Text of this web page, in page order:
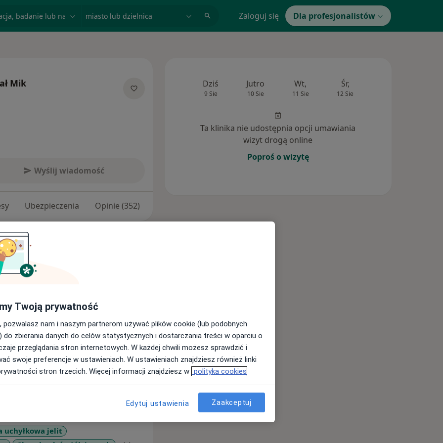
Zaloguj się Dla profesjonalistów
Mik
Wyślij wiadomość
Ubezpieczenia Opinie (352)
Uniwersytetu Medycznego w
ogólnej dla województwa
nowotworowych przewodu
żołądka, nowotwory
jelit: choroba Leśniowskiego-
choroba uchyłkowa jelita grubego,
uchyłkowa jelit
Dziś
9 Sie
Jutro
10 Sie
Wt,
11 Sie
Śr,
12 Sie
Ta klinika nie udostępnia opcji umawiania
wizyt drogą online
Poproś o wizytę
Twoją prywatność
pozwalasz nam i naszym partnerom używać plików cookie (lub podobnych
do zbierania danych do celów statystycznych i dostarczania treści w oparciu o
przeglądania stron internetowych. W każdej chwili możesz sprawdzić i
swoje preferencje w ustawieniach. W ustawieniach znajdziesz również linki
stron trzecich. Więcej informacji znajdziesz w polityka cookies
Edytuj ustawienia Zaakceptuj